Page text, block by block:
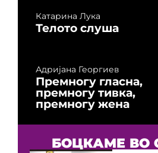
Катарина Лука
Телото слуша
Адријана Георгиев
Премногу гласна,
премногу тивка,
премногу жена
БОЦКАМЕ ВО